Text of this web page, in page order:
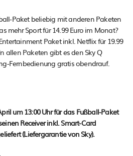
Paket beliebig mit anderen Paketen
mehr Sport für 14.99 Euro im Monat?
Paket inkl. Netflix für 19.99
allen Paketen gibt es den Sky Q
Fernbedienung gratis obendrauf.
um 13:00 Uhr für das Fußball-Paket
Receiver inkl. Smart-Card
(Liefergarantie von Sky).